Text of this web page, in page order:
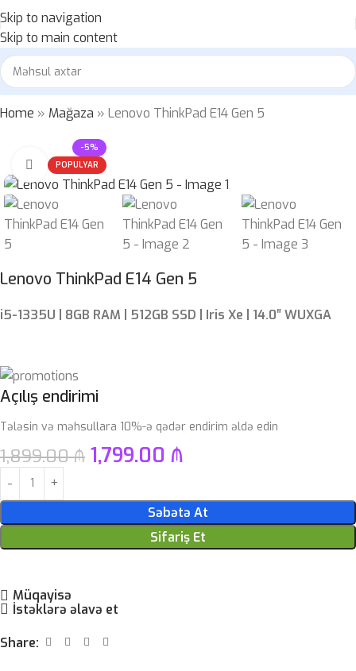
Skip to navigation
Skip to main content
Home » Mağaza » Lenovo ThinkPad E14 Gen 5
-5%
POPULYAR
Böyütmək üçün klikləyin
Lenovo ThinkPad E14 Gen 5
i5-1335U | 8GB RAM | 512GB SSD | Iris Xe | 14.0″ WUXGA
Açılış endirimi
Tələsin və məhsullara 10%-ə qədər endirim əldə edin
1,899.00₼ 1,799.00 ₼
Səbətə At
Sifariş Et
Müqayisə
İstəklərə əlavə et
Share: